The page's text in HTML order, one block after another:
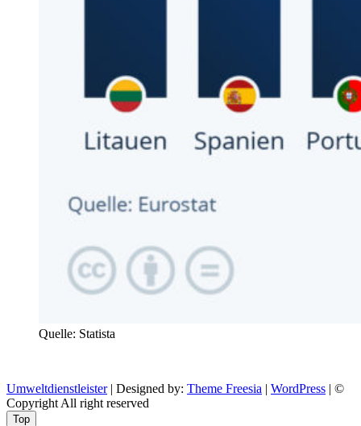
Quelle: Statista
Umweltdienstleister| Designed by: Theme Freesia | WordPress | ©
Copyright All right reserved
Top